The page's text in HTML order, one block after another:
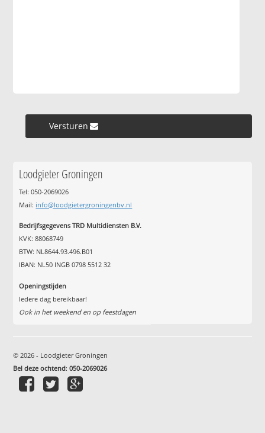
Versturen »
Loodgieter Groningen
Tel: 050-2069026
Mail: info@loodgietergroningenbv.nl
Bedrijfsgegevens TRD Multidiensten B.V.
KVK: 88068749
BTW: NL8644.93.496.B01
IBAN: NL50 INGB 0798 5512 32
Openingstijden
Iedere dag bereikbaar!
Ook in het weekend en op feestdagen
© 2026 - Loodgieter Groningen
Bel deze ochtend:050-2069026